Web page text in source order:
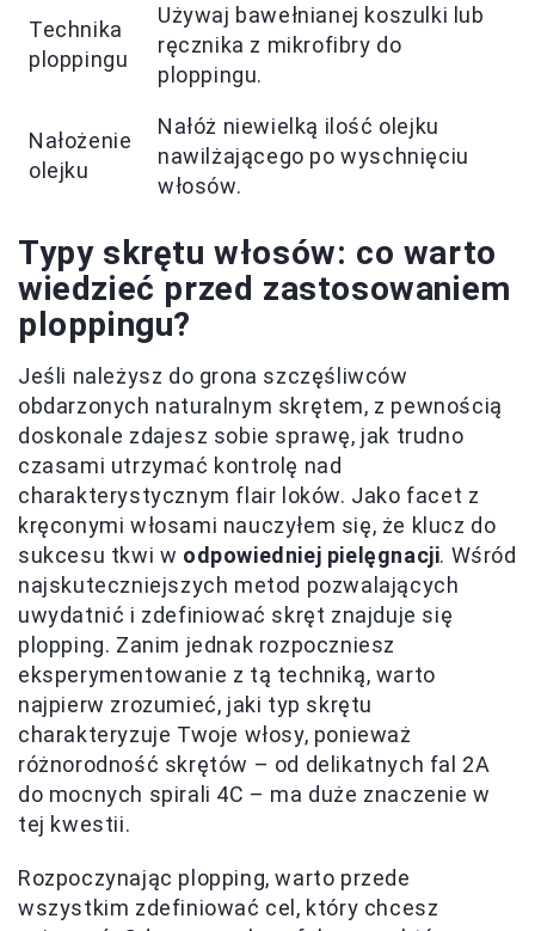
Technika
ploppingu
Używaj bawełnianej koszulki lub
ręcznika z mikrofibry do
ploppingu.
Nałożenie
olejku
Nałóż niewielką ilość olejku
nawilżającego po wyschnięciu
włosów.
Typy skrętu włosów: co warto
wiedzieć przed zastosowaniem
ploppingu?
Jeśli należysz do grona szczęśliwców
obdarzonych naturalnym skrętem, z pewnością
doskonale zdajesz sobie sprawę, jak trudno
czasami utrzymać kontrolę nad
charakterystycznym flair loków. Jako facet z
kręconymi włosami nauczyłem się, że klucz do
sukcesu tkwi w odpowiedniej pielęgnacji. Wśród
najskuteczniejszych metod pozwalających
uwydatnić i zdefiniować skręt znajduje się
plopping. Zanim jednak rozpoczniesz
eksperymentowanie z tą techniką, warto
najpierw zrozumieć, jaki typ skrętu
charakteryzuje Twoje włosy, ponieważ
różnorodność skrętów – od delikatnych fal 2A
do mocnych spirali 4C – ma duże znaczenie w
tej kwestii.
Rozpoczynając plopping, warto przede
wszystkim zdefiniować cel, który chcesz